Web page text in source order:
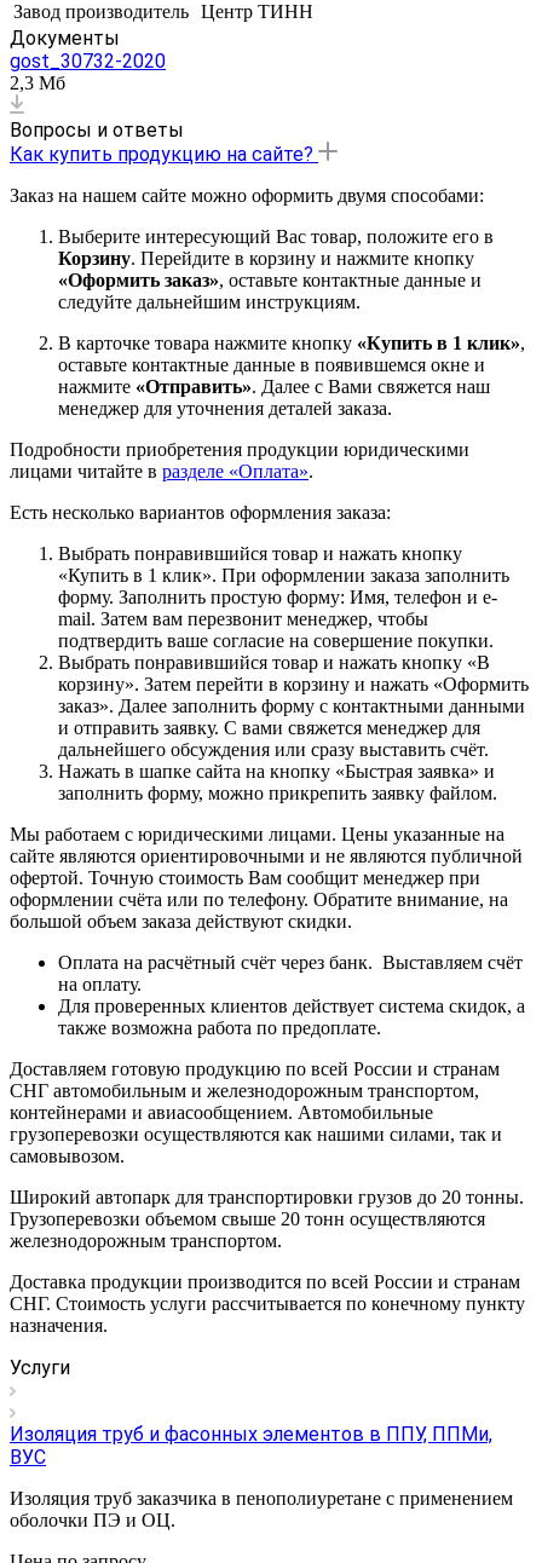
Завод производитель Центр ТИНН
Документы
gost_30732-2020
2,3 Мб
Вопросы и ответы
Как купить продукцию на сайте?
Заказ на нашем сайте можно оформить двумя способами:
Выберите интересующий Вас товар, положите его в
Корзину. Перейдите в корзину и нажмите кнопку
«Оформить заказ», оставьте контактные данные и
следуйте дальнейшим инструкциям.
В карточке товара нажмите кнопку «Купить в 1 клик»,
оставьте контактные данные в появившемся окне и
нажмите «Отправить». Далее с Вами свяжется наш
менеджер для уточнения деталей заказа.
Подробности приобретения продукции юридическими
лицами читайте в разделе «Оплата».
Есть несколько вариантов оформления заказа:
Выбрать понравившийся товар и нажать кнопку
«Купить в 1 клик». При оформлении заказа заполнить
форму. Заполнить простую форму: Имя, телефон и e-
mail. Затем вам перезвонит менеджер, чтобы
подтвердить ваше согласие на совершение покупки.
Выбрать понравившийся товар и нажать кнопку «В
корзину». Затем перейти в корзину и нажать «Оформить
заказ». Далее заполнить форму с контактными данными
и отправить заявку. С вами свяжется менеджер для
дальнейшего обсуждения или сразу выставить счёт.
Нажать в шапке сайта на кнопку «Быстрая заявка» и
заполнить форму, можно прикрепить заявку файлом.
Мы работаем с юридическими лицами. Цены указанные на
сайте являются ориентировочными и не являются публичной
офертой. Точную стоимость Вам сообщит менеджер при
оформлении счёта или по телефону. Обратите внимание, на
большой объем заказа действуют скидки.
Оплата на расчётный счёт через банк. Выставляем счёт
на оплату.
Для проверенных клиентов действует система скидок, а
также возможна работа по предоплате.
Доставляем готовую продукцию по всей России и странам
СНГ автомобильным и железнодорожным транспортом,
контейнерами и авиасообщением. Автомобильные
грузоперевозки осуществляются как нашими силами, так и
самовывозом.
Широкий автопарк для транспортировки грузов до 20 тонны.
Грузоперевозки объемом свыше 20 тонн осуществляются
железнодорожным транспортом.
Доставка продукции производится по всей России и странам
СНГ. Стоимость услуги рассчитывается по конечному пункту
назначения.
Услуги
Изоляция труб и фасонных элементов в ППУ, ППМи,
ВУС
Изоляция труб заказчика в пенополиуретане с применением
оболочки ПЭ и ОЦ.